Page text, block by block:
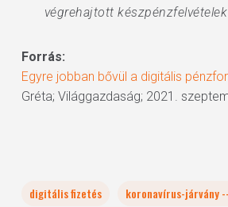
végrehajtott
Forrás:
Egyre jobban bővül a digitális
Gréta; Világgazdaság; 2021.
digitális fizetés
koronavírus-járvány